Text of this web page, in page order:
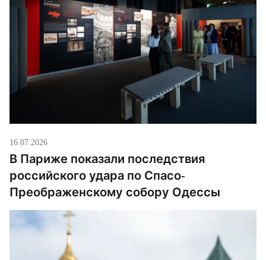
16.07.2026
В Париже показали последствия
российского удара по Спасо-
Преображенскому собору Одессы